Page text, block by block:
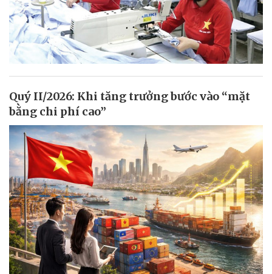
Quý II/2026: Khi tăng trưởng bước vào “mặt
bằng chi phí cao”